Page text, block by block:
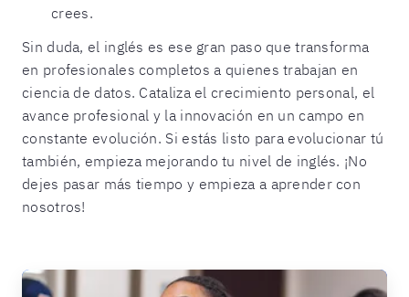
crees.
Sin duda, el inglés es ese gran paso que transforma
en profesionales completos a quienes trabajan en
ciencia de datos. Cataliza el crecimiento personal, el
avance profesional y la innovación en un campo en
constante evolución. Si estás listo para evolucionar tú
también, empieza mejorando tu nivel de inglés. ¡No
dejes pasar más tiempo y empieza a aprender con
nosotros!